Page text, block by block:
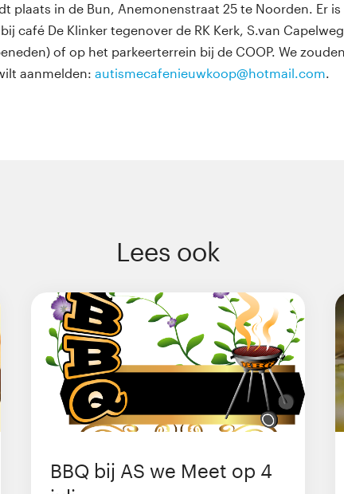
plaats in de Bun, Anemonenstraat 25 te Noorden. Er
café De Klinker tegenover de RK Kerk, S.van
of op het parkeerterrein bij de COOP. We
aanmelden: autismecafenieuwkoop@hotmail.com.
Lees ook
BBQ bij AS we Meet op 4